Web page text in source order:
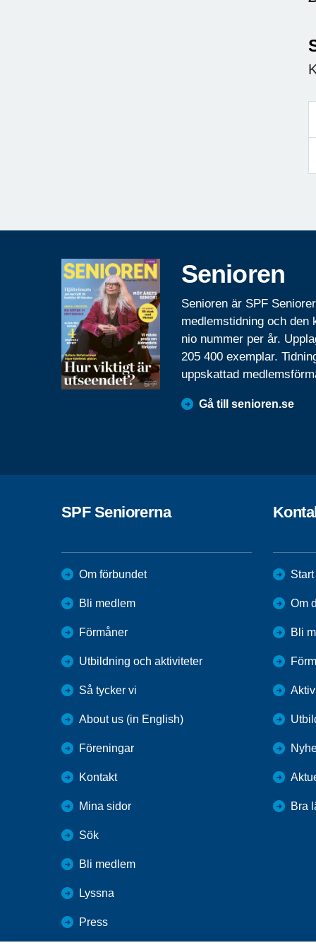
Senioren
Senioren är SPF
medlemstidning och den
nio nummer per år.
205 400 exemplar.
uppskattad
Gå till senioren.se
SPF Seniorerna
Om förbundet
Bli medlem
Förmåner
Utbildning och aktiviteter
Så tycker vi
About us (in English)
Föreningar
Kontakt
Mina sidor
Sök
Bli medlem
Lyssna
Press
Start
Om
Bli
Bra